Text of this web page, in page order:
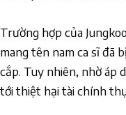
Trường hợp của
mang tên nam ca sĩ đã
cắp. Tuy nhiên, nhờ áp
tới thiệt hại tài chính